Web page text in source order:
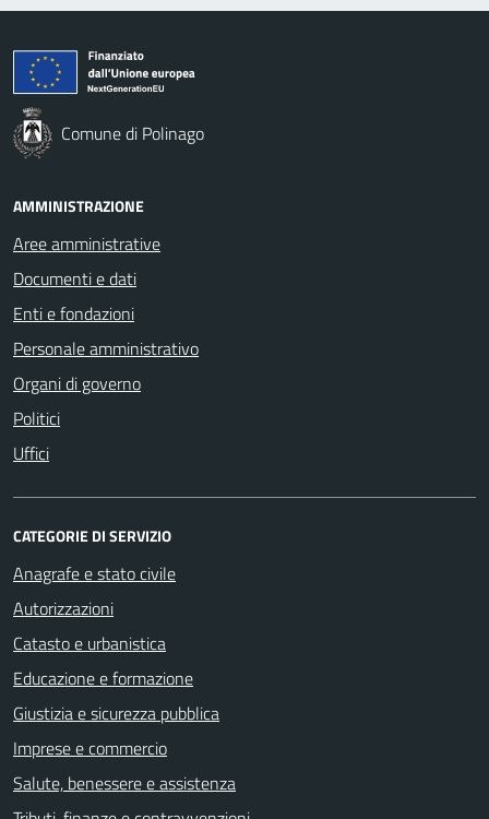
Comune di Polinago
AMMINISTRAZIONE
Aree amministrative
Documenti e dati
Enti e fondazioni
Personale amministrativo
Organi di governo
Politici
Uffici
CATEGORIE DI SERVIZIO
Anagrafe e stato civile
Autorizzazioni
Catasto e urbanistica
Educazione e formazione
Giustizia e sicurezza pubblica
Imprese e commercio
Salute, benessere e assistenza